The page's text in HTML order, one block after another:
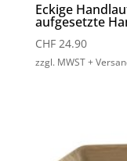
Eckige
aufgesetzte
CHF24.90
zzgl. MWST +